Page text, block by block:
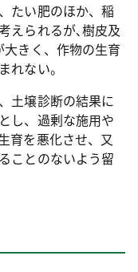
たい肥のほか、稲
えられるが､樹皮及
きく、作物の生育
れない。
土壌診断の結果に
し、過剰な施用や
育を悪化させ、又
ことのないよう留